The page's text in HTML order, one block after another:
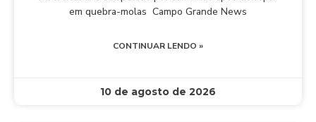
em quebra-molas Campo Grande News
CONTINUAR LENDO »
10 de agosto de 2026